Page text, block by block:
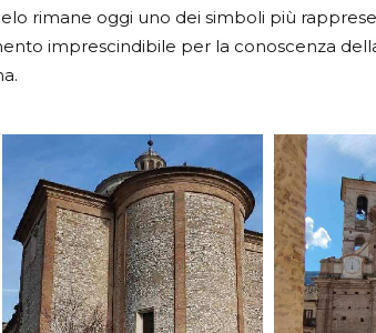
rimane oggi uno dei simboli più
imprescindibile per la conoscenza